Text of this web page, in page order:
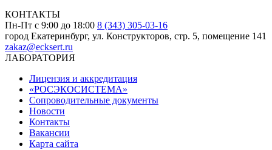
КОНТАКТЫ
Пн-Пт с 9:00 до 18:00 8 (343) 305-03-16
город Екатеринбург, ул. Конструкторов, стр. 5, помещение 141
zakaz@ecksert.ru
ЛАБОРАТОРИЯ
Лицензия и аккредитация
«РОСЭКОСИСТЕМА»
Сопроводительные документы
Новости
Контакты
Вакансии
Карта сайта